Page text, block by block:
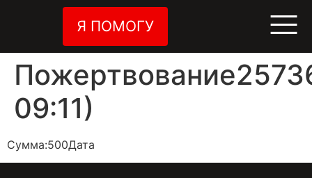
Я ПОМОГУ
09:11)
Сумма:500Дата